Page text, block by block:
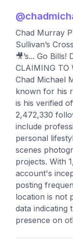
@
Chad Murray
Sullivan’s
🎥’s... Go Bills!
CLAIMING TO
Chad Michael
known for his
is his verified
2,472,330
include
personal
scenes
projects. With
account's
posting
location is not
data indicating
presence on